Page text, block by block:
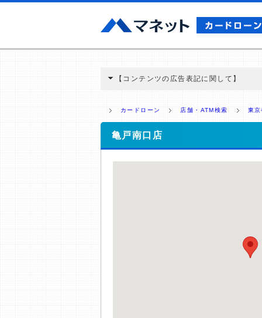
【コンテンツの広告表記に関して】
ミ収集などに基づき、公平性を担保した情
>提携企業一覧
カードローン 店舗・ATM検索 東
亀戸南口店